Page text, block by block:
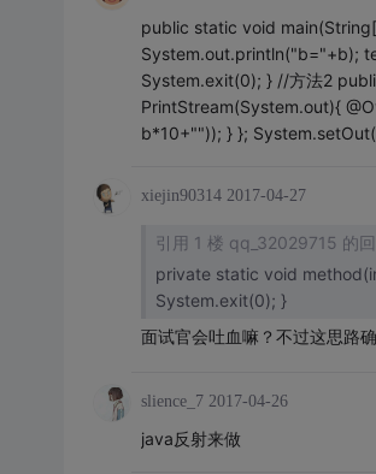
public static void
System.out.println("b="+b);
System.exit(0); } //方法2
PrintStream(System.out){
b*10+"")); } };
xiejin90314 2017-04-27
引用 1 楼 qq_32029715 的
private static void method(int a, int b) { a = 100; b = 200;
System.exit(0); }
面试官会吐血嘛？ 不过这思路
slience_7 2017-04-26
java反射来做